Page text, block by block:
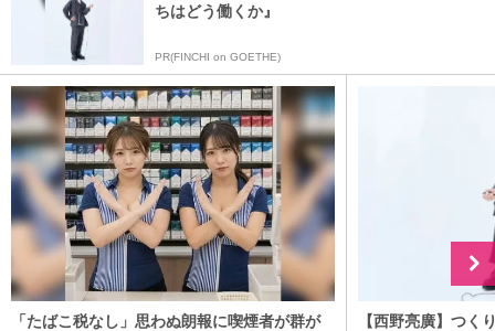
ちはどう働くか』
PR(FINCHI on GOETHE)
「たばこ税なし」思わぬ朗報に喫煙者が群が
【西野亮廣】つく